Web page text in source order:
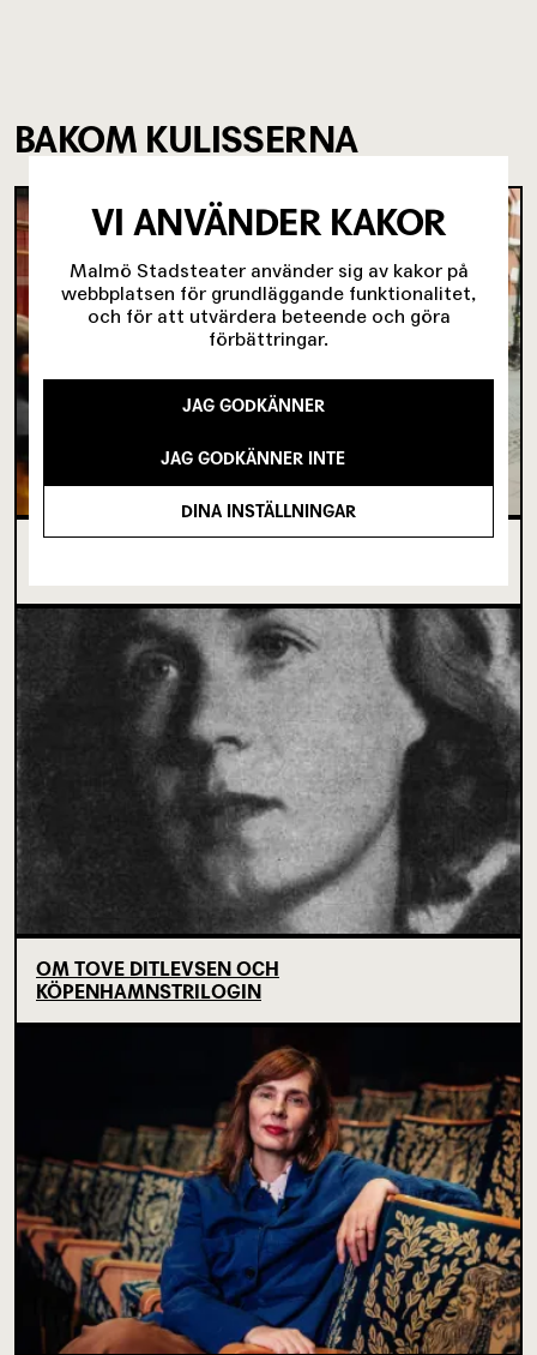
BAKOM KULISSERNA
OM TOVE DITLEVSEN OCH
KÖPENHAMNSTRILOGIN
VI ANVÄNDER KAKOR
Malmö Stadsteater använder sig av kakor på
webbplatsen för grundläggande funktionalitet,
och för att utvärdera beteende och göra
förbättringar.
JAG GODKÄNNER
JAG GODKÄNNER INTE
DINA INSTÄLLNINGAR